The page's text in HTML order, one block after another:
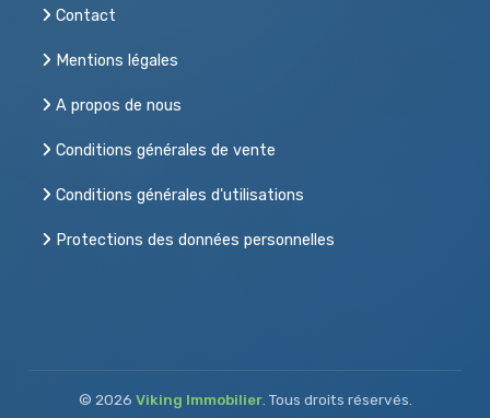
Acheter, vendre ou louer
Contact
Mentions légales
A propos de nous
Conditions générales de vente
Conditions générales d'utilisations
Protections des données personnelles
© 2026 Viking Immobilier. Tous droits réservés.